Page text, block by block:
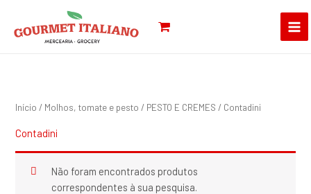
content
Início / Molhos, tomate e pesto / PESTO E CREMES / Contadini
Contadini
Não foram encontrados produtos
correspondentes à sua pesquisa.